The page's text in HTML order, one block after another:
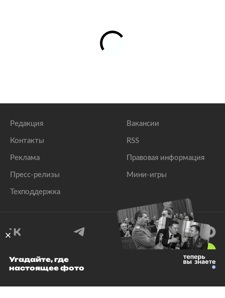
Редакция
Контакты
Реклама
Пресс-релизы
Техподдержка
Вакансии
RSS
Правовая информация
Мини-игры
© 1999–2026 Все права защищены.
Угадайте, где
настоящее фото